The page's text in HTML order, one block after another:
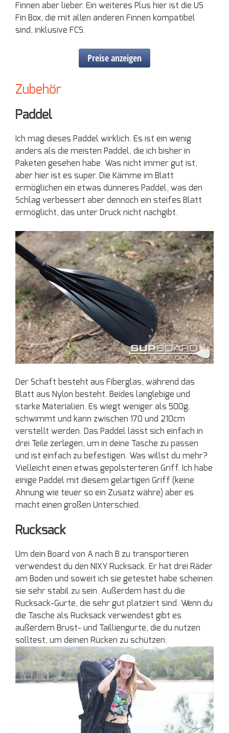
Finnen aber lieber. Ein weiteres Plus hier ist die US
Fin Box, die mit allen anderen Finnen kompatibel
sind, inklusive FCS.
Preise anzeigen
Zubehör
Paddel
Ich mag dieses Paddel wirklich. Es ist ein wenig
anders als die meisten Paddel, die ich bisher in
Paketen gesehen habe. Was nicht immer gut ist,
aber hier ist es super. Die Kämme im Blatt
ermöglichen ein etwas dünneres Paddel, was den
Schlag verbessert aber dennoch ein steifes Blatt
ermöglicht, das unter Druck nicht nachgibt.
Der Schaft besteht aus Fiberglas, während das
Blatt aus Nylon besteht. Beides langlebige und
starke Materialien. Es wiegt weniger als 500g,
schwimmt und kann zwischen 170 und 210cm
verstellt werden. Das Paddel lässt sich einfach in
drei Teile zerlegen, um in deine Tasche zu passen
und ist einfach zu befestigen. Was willst du mehr?
Vielleicht einen etwas gepolsterteren Griff. Ich habe
einige Paddel mit diesem gelartigen Griff (keine
Ahnung wie teuer so ein Zusatz währe) aber es
macht einen großen Unterschied.
Rucksack
Um dein Board von A nach B zu transportieren
verwendest du den NIXY Rucksack. Er hat drei Räder
am Boden und soweit ich sie getestet habe scheinen
sie sehr stabil zu sein. Außerdem hast du die
Rucksack-Gurte, die sehr gut platziert sind. Wenn du
die Tasche als Rucksack verwendest gibt es
außerdem Brust- und Tailliengurte, die du nutzen
solltest, um deinen Rücken zu schützen.